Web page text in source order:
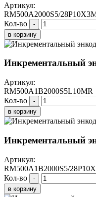
Артикул:
RM500A2000S5/
Кол-во
-
в корзину
Инкрементальный
Артикул:
RM500A1B2000S5L10MR
Кол-во
-
в корзину
Инкрементальный
Артикул:
RM500A1B2000S5/
Кол-во
-
в корзину